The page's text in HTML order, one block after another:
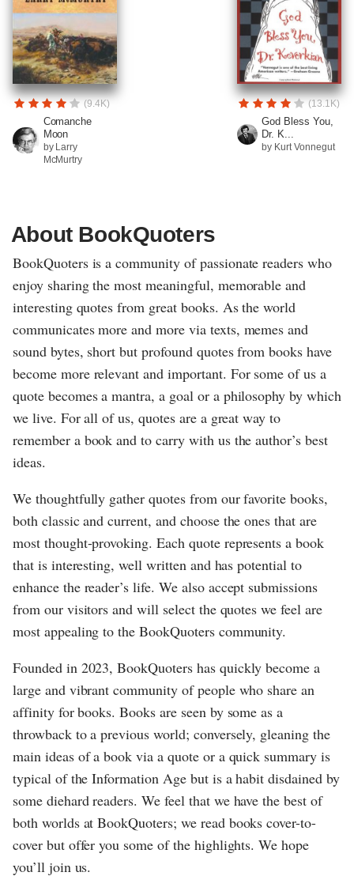
(9.4K)
Comanche
Moon
by Larry
McMurtry
(13.1K)
God Bless You,
Dr. K...
by Kurt Vonnegut
About BookQuoters
BookQuoters is a community of passionate readers who
enjoy sharing the most meaningful, memorable and
interesting quotes from great books. As the world
communicates more and more via texts, memes and
sound bytes, short but profound quotes from books have
become more relevant and important. For some of us a
quote becomes a mantra, a goal or a philosophy by which
we live. For all of us, quotes are a great way to
remember a book and to carry with us the author’s best
ideas.
We thoughtfully gather quotes from our favorite books,
both classic and current, and choose the ones that are
most thought-provoking. Each quote represents a book
that is interesting, well written and has potential to
enhance the reader’s life. We also accept submissions
from our visitors and will select the quotes we feel are
most appealing to the BookQuoters community.
Founded in 2023, BookQuoters has quickly become a
large and vibrant community of people who share an
affinity for books. Books are seen by some as a
throwback to a previous world; conversely, gleaning the
main ideas of a book via a quote or a quick summary is
typical of the Information Age but is a habit disdained by
some diehard readers. We feel that we have the best of
both worlds at BookQuoters; we read books cover-to-
cover but offer you some of the highlights. We hope
you’ll join us.